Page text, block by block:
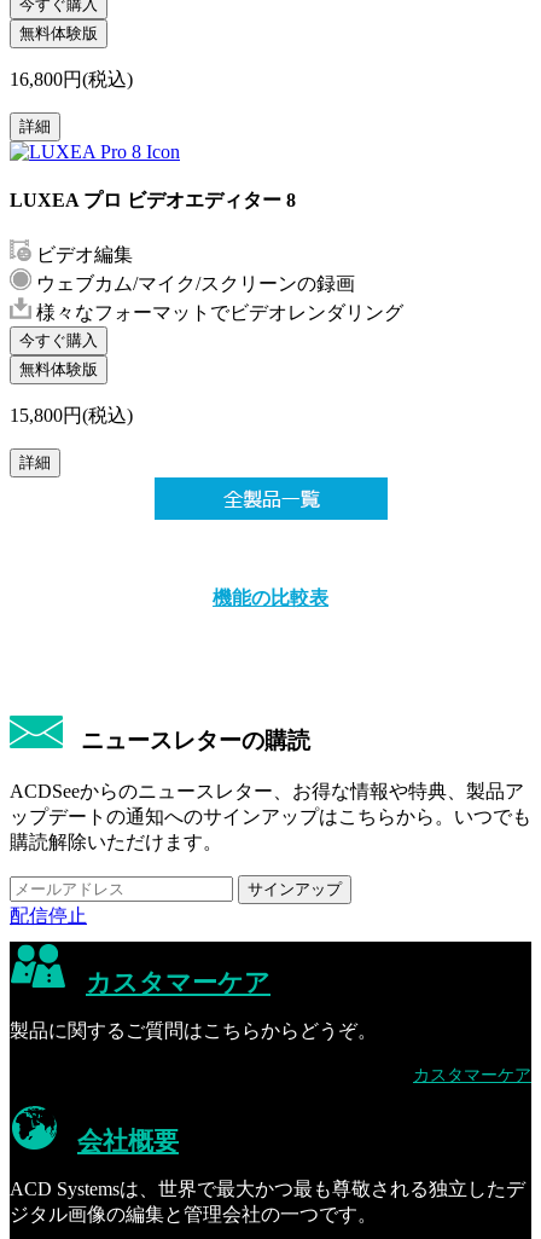
今すぐ購入
無料体験版
16,800円(税込)
詳細
LUXEA プロ ビデオエディター 8
ビデオ編集
ウェブカム/マイク/スクリーンの録画
様々なフォーマットでビデオレンダリング
今すぐ購入
無料体験版
15,800円(税込)
詳細
機能の比較表
ニュースレターの購読
ACDSeeからのニュースレター、お得な情報や特典、製品ア
ップデートの通知へのサインアップはこちらから。いつでも
購読解除いただけます。
配信停止
カスタマーケア
製品に関するご質問はこちらからどうぞ。
カスタマーケア
会社概要
ACD Systemsは、世界で最大かつ最も尊敬される独立したデ
ジタル画像の編集と管理会社の一つです。